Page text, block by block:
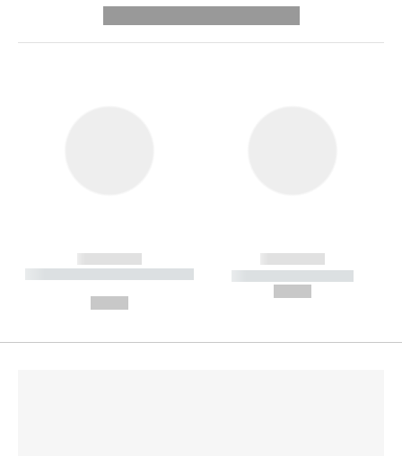
------------
----------- ----------- --------
------------
----------- -----------